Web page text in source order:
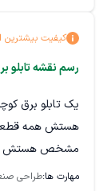
دقت بالا و
رعایت کامل
توضیح مهم:
به زبان انگلیسی
لطفاً در صورت
کیفیت بیشترین
رسم نقشه تابلو
یک تابلو برق
هستش همه
مشخص هستش
نقشه با فرمت
مهارت ها:طراحی